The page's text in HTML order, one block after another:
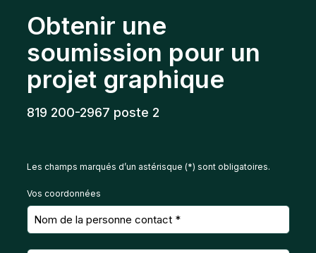
Obtenir une
soumission pour un
projet graphique
819 200-2967 poste 2
Les champs marqués d’un astérisque (*) sont obligatoires.
Vos coordonnées